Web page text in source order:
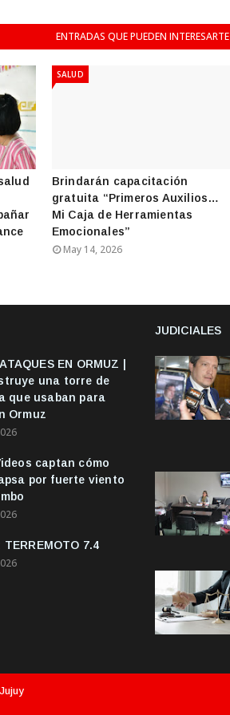
ENTRADAS QUE PUEDEN INTERESARTE
SALUD
Brindarán capacitación
gratuita “Primeros Auxilios…
Mi Caja de Herramientas
Emocionales”
May 14, 2026
EN ORMUZ |
una torre de
que usaban para
Ormuz
captan cómo
por fuerte viento
TERREMOTO 7.4
JUDICIALES